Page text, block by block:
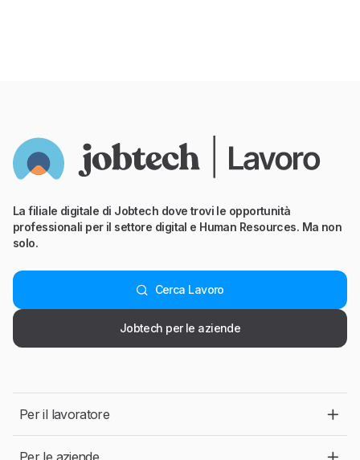
La filiale digitale di Jobtech dove trovi le opportunità
professionali per il settore digital e Human Resources. Ma non
solo.
Cerca Lavoro
Jobtech per le aziende
Per il lavoratore
Per le aziende